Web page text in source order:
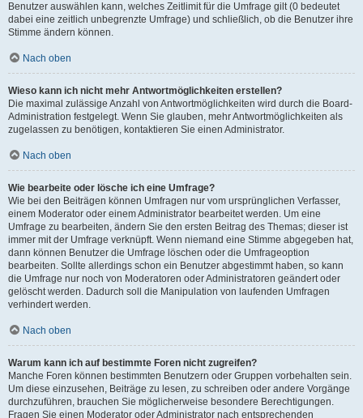
Benutzer auswählen kann, welches Zeitlimit für die Umfrage gilt (0 bedeutet
dabei eine zeitlich unbegrenzte Umfrage) und schließlich, ob die Benutzer ihre
Stimme ändern können.
Nach oben
Wieso kann ich nicht mehr Antwortmöglichkeiten erstellen?
Die maximal zulässige Anzahl von Antwortmöglichkeiten wird durch die Board-
Administration festgelegt. Wenn Sie glauben, mehr Antwortmöglichkeiten als
zugelassen zu benötigen, kontaktieren Sie einen Administrator.
Nach oben
Wie bearbeite oder lösche ich eine Umfrage?
Wie bei den Beiträgen können Umfragen nur vom ursprünglichen Verfasser,
einem Moderator oder einem Administrator bearbeitet werden. Um eine
Umfrage zu bearbeiten, ändern Sie den ersten Beitrag des Themas; dieser ist
immer mit der Umfrage verknüpft. Wenn niemand eine Stimme abgegeben hat,
dann können Benutzer die Umfrage löschen oder die Umfrageoption
bearbeiten. Sollte allerdings schon ein Benutzer abgestimmt haben, so kann
die Umfrage nur noch von Moderatoren oder Administratoren geändert oder
gelöscht werden. Dadurch soll die Manipulation von laufenden Umfragen
verhindert werden.
Nach oben
Warum kann ich auf bestimmte Foren nicht zugreifen?
Manche Foren können bestimmten Benutzern oder Gruppen vorbehalten sein.
Um diese einzusehen, Beiträge zu lesen, zu schreiben oder andere Vorgänge
durchzuführen, brauchen Sie möglicherweise besondere Berechtigungen.
Fragen Sie einen Moderator oder Administrator nach entsprechenden